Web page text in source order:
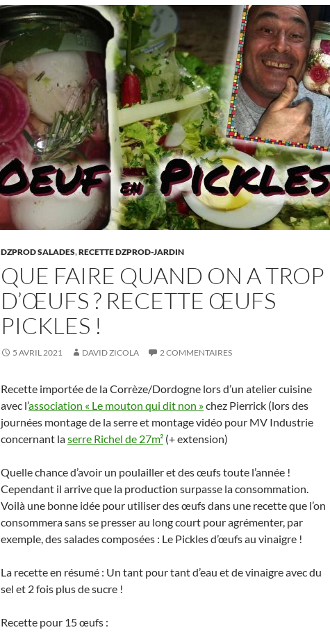
DZPROD SALADES,RECETTE DZPROD-JARDIN
QUE FAIRE QUAND ON A TROP
D’ŒUFS ? RECETTE ŒUFS
PICKLES !
5 AVRIL 2021 DAVID ZICOLA 2 COMMENTAIRES
Recette importée de la Corrèze/Dordogne lors d’un atelier cuisine
avec l’association « Le mouton qui dit non »chez Pierrick (lors des
journées montage de la serre et montage vidéo pour MV Industrie
concernant laserre Richel de 27m² (+ extension)
Quelle chance d’avoir un poulailler et des œufs toute l’année !
Cependant il arrive que la production surpasse la consommation.
Voilà une bonne idée pour utiliser des œufs dans une recette que l’on
consommera sans se presser au long court pour agrémenter, par
exemple, des salades composées : Le Pickles d’œufs au vinaigre !
La recette en résumé : Un tant pour tant d’eau et de vinaigre avec du
sel et 2 fois plus de sucre !
Recette pour 15 œufs :